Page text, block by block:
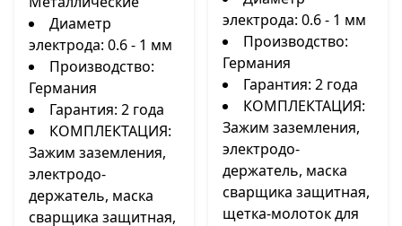
Диаметр
электрода: 0.6 - 1 мм
Производство:
Германия
Гарантия: 2 года
КОМПЛЕКТАЦИЯ:
Зажим заземления,
электродо-
держатель, маска
сварщика защитная,
электрода: 0.6 - 1 мм
Производство:
Германия
Гарантия: 2 года
КОМПЛЕКТАЦИЯ:
Зажим заземления,
электродо-
держатель, маска
сварщика защитная,
щетка-молоток для